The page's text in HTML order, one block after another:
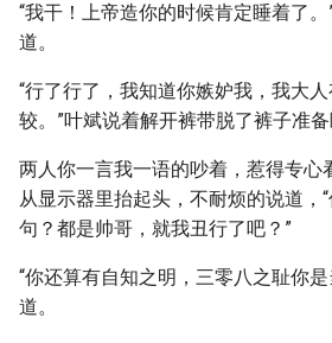
“我干！上帝造你的时候肯定睡着了
道。
“行了行了，我知道你嫉妒我，我大
较。”叶斌说着解开裤带脱了裤子准备
两人你一言我一语的吵着，惹得专心
从显示器里抬起头，不耐烦的说道，
句？都是帅哥，就我丑行了吧？”
“你还算有自知之明，三零八之耻你
道。